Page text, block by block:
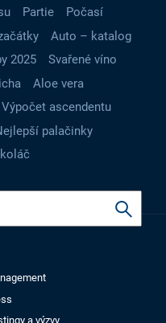
Partie
Počasí
Auto – katalog
2025
Svařené víno
Aloe vera
Výpočet ascendentu
palačinky
a výzvy